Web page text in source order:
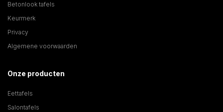
Betonlook tafels
Keurmerk
Privacy
Algemene voorwaarden
Onze producten
Eettafels
Salontafels